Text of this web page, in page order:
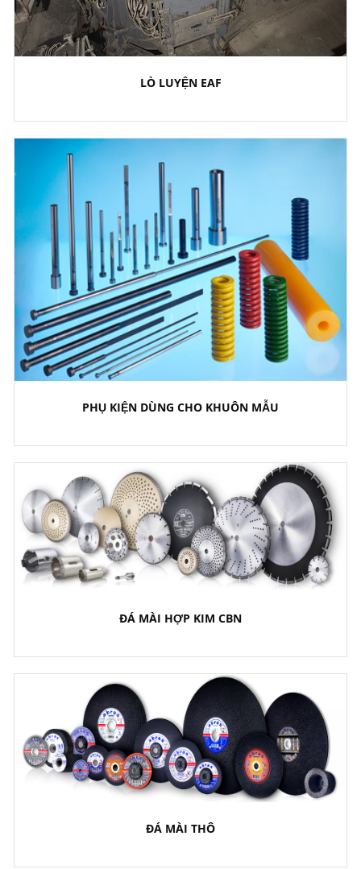
LÒ LUYỆN EAF
PHỤ KIỆN DÙNG CHO KHUÔN MẪU
ĐÁ MÀI HỢP KIM CBN
ĐÁ MÀI THÔ